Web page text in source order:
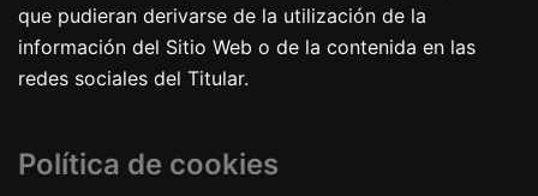
que pudieran derivarse de la utilización de la
información del Sitio Web o de la contenida en las
redes sociales del Titular.
Política de cookies